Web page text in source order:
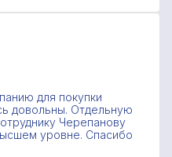
для покупки
довольны. Отдельную
Черепанову
уровне. Спасибо